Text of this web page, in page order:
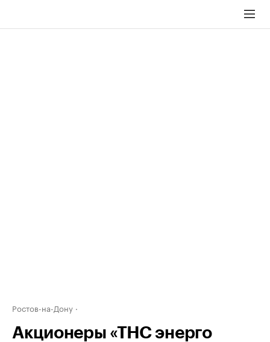
Ростов-на-Дону
Акционеры «ТНС энерго